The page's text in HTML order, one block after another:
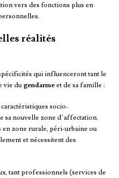
vers des fonctions plus en
réalités
qui influenceront tant le
vie dugendarmeet de sa famille :
socio-
sa nouvelle zone d’affectation.
zone rurale, péri-urbaine ou
et nécessitent des
tant professionnels (services de